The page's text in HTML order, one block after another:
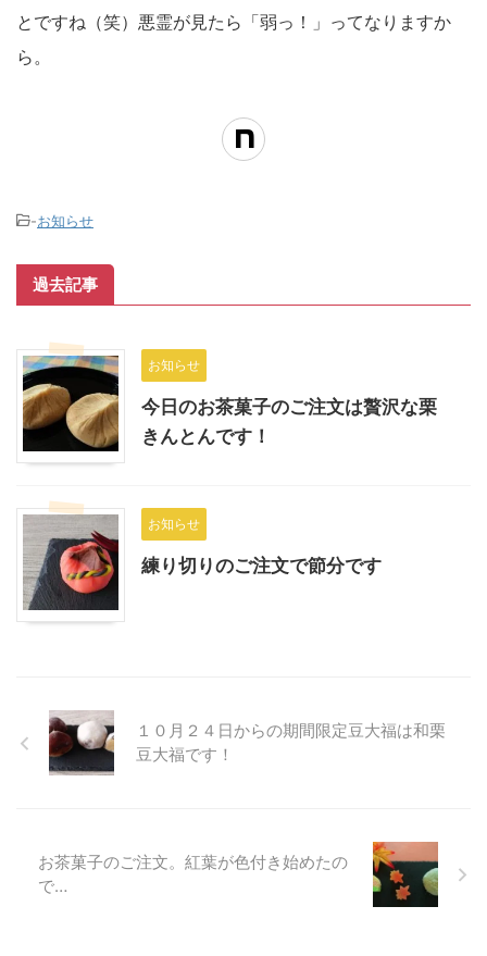
とですね（笑）悪霊が見たら「弱っ！」ってなりますか
ら。
-お知らせ
過去記事
お知らせ
今日のお茶菓子のご注文は贅沢な栗
きんとんです！
お知らせ
練り切りのご注文で節分です
１０月２４日からの期間限定豆大福は和栗
豆大福です！
お茶菓子のご注文。紅葉が色付き始めたの
で…